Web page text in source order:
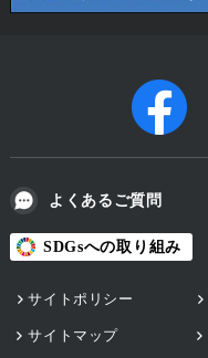
よくあるご質問
SDGsへの取り組み
サイトポリシー
サイトマップ